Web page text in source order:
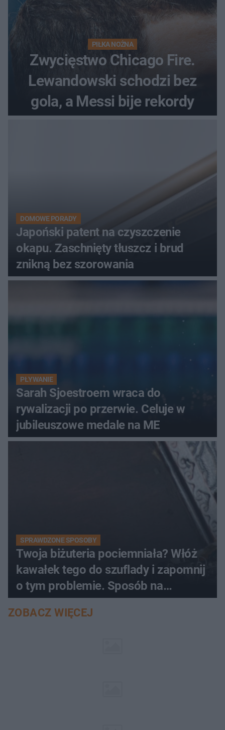
PIŁKA NOŻNA
Zwycięstwo Chicago Fire.
Lewandowski schodzi bez
gola, a Messi bije rekordy
DOMOWE PORADY
Japoński patent na czyszczenie
okapu. Zaschnięty tłuszcz i brud
znikną bez szorowania
PŁYWANIE
Sarah Sjoestroem wraca do
rywalizacji po przerwie. Celuje w
jubileuszowe medale na ME
SPRAWDZONE SPOSOBY
Twoja biżuteria pociemniała? Włóż
kawałek tego do szuflady i zapomnij
o tym problemie. Sposób na
pociemniałą biżuterię
ZOBACZ WIĘCEJ